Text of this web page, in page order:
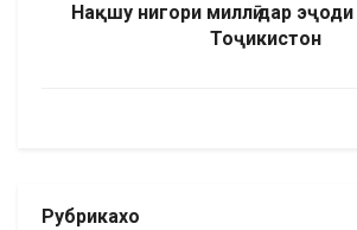
Нақшу нигори миллӣ дар
Тоҷикистон
Рубрикахо